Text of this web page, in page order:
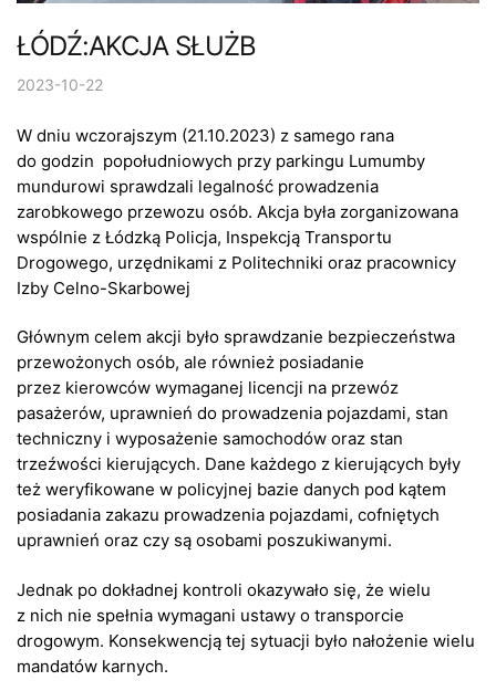
ŁÓDŹ:AKCJA SŁUŻB
2023-10-22
W dniu wczorajszym (21.10.2023) z samego rana
do godzin popołudniowych przy parkingu Lumumby
mundurowi sprawdzali legalność prowadzenia
zarobkowego przewozu osób. Akcja była zorganizowana
wspólnie z Łódzką Policja, Inspekcją Transportu
Drogowego, urzędnikami z Politechniki oraz pracownicy
Izby Celno-Skarbowej
Głównym celem akcji było sprawdzanie bezpieczeństwa
przewożonych osób, ale również posiadanie
przez kierowców wymaganej licencji na przewóz
pasażerów, uprawnień do prowadzenia pojazdami, stan
techniczny i wyposażenie samochodów oraz stan
trzeźwości kierujących. Dane każdego z kierujących były
też weryfikowane w policyjnej bazie danych pod kątem
posiadania zakazu prowadzenia pojazdami, cofniętych
uprawnień oraz czy są osobami poszukiwanymi.
Jednak po dokładnej kontroli okazywało się, że wielu
z nich nie spełnia wymagani ustawy o transporcie
drogowym. Konsekwencją tej sytuacji było nałożenie wielu
mandatów karnych.